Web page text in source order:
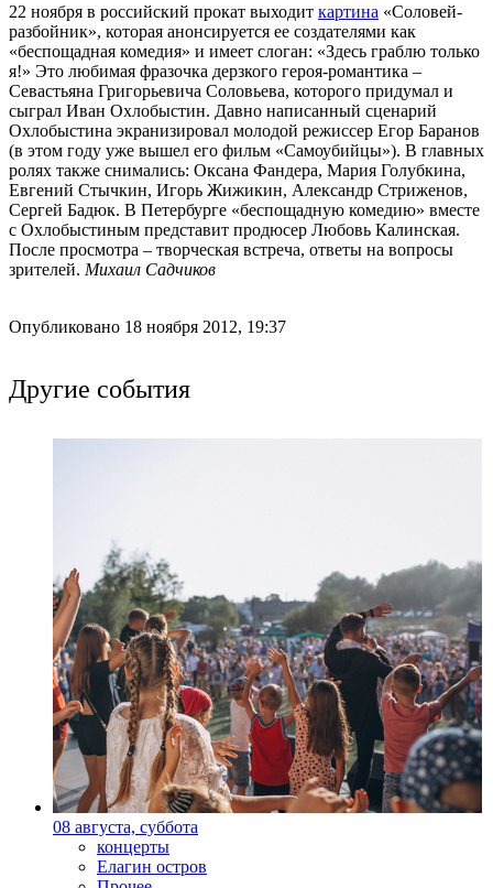
22 ноября в российский прокат выходит картина «Соловей-
разбойник», которая анонсируется ее создателями как
«беспощадная комедия» и имеет слоган: «Здесь граблю только
я!» Это любимая фразочка дерзкого героя-романтика –
Севастьяна Григорьевича Соловьева, которого придумал и
сыграл Иван Охлобыстин. Давно написанный сценарий
Охлобыстина экранизировал молодой режиссер Егор Баранов
(в этом году уже вышел его фильм «Самоубийцы»). В главных
ролях также снимались: Оксана Фандера, Мария Голубкина,
Евгений Стычкин, Игорь Жижикин, Александр Стриженов,
Сергей Бадюк. В Петербурге «беспощадную комедию» вместе
с Охлобыстиным представит продюсер Любовь Калинская.
После просмотра – творческая встреча, ответы на вопросы
зрителей. Михаил Садчиков
Опубликовано 18 ноября 2012, 19:37
Другие события
08 августа, суббота
концерты
Елагин остров